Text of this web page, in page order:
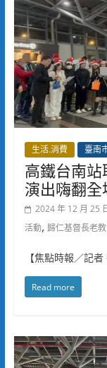
生活.消費 臺南
高鐵台南
演出嗨翻全
2024 年 12 月 25
活動, 歸仁基督長老
【焦點時報／記
Read more